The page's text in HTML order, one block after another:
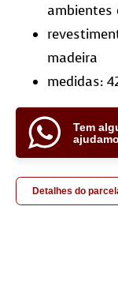
ambientes
madeira
medidas:
Tem
Detalhes do